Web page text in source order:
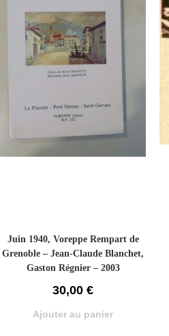
Juin 1940, Voreppe Rempart de
Grenoble – Jean-Claude Blanchet,
Gaston Régnier – 2003
30,00 €
Ajouter au panier